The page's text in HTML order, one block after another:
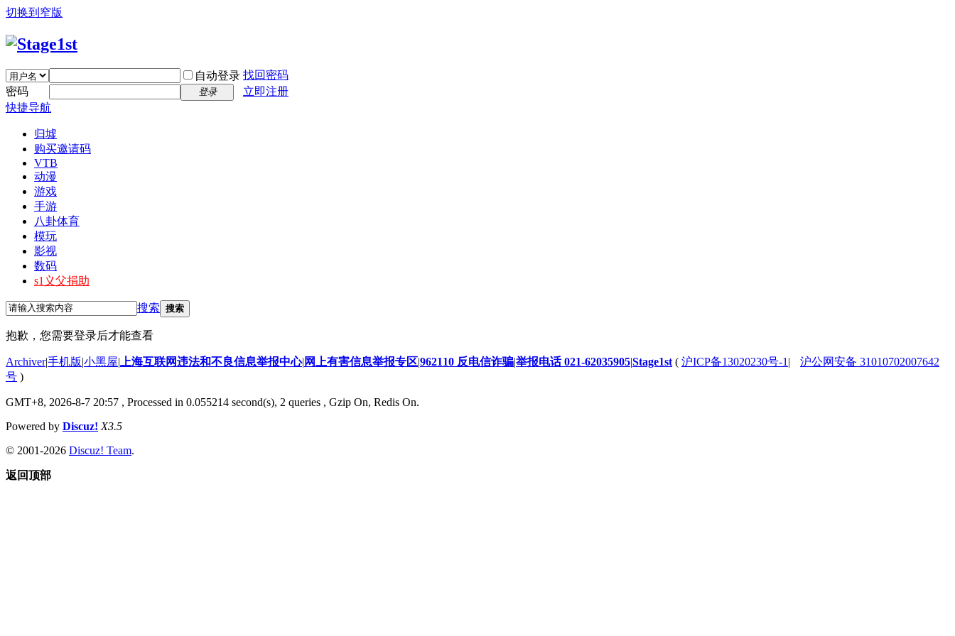
切换到窄版
自动登录 找回密码
密码
登录
立即注册
快捷导航
归墟
购买邀请码
VTB
动漫
游戏
手游
八卦体育
模玩
影视
数码
s1义父捐助
搜索 搜索
抱歉，您需要登录后才能查看
Archiver|手机版|小黑屋| 上海互联网违法和不良信息举报中心| 网上有害信息举报专区|962110 反电信诈骗|举报电话 021-62035905|Stage1st ( 沪ICP备13020230号-1 |
沪公网安备 31010702007642
号 )
GMT+8, 2026-8-7 20:57 , Processed in 0.055214 second(s), 2 queries , Gzip On, Redis On.
Powered by Discuz! X3.5
© 2001-2026 Discuz! Team.
返回顶部